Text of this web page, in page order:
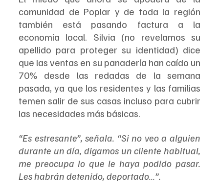
comunidad de Poplar y de toda la región
también está pasando factura a la
economía local. Silvia (no revelamos su
apellido para proteger su identidad) dice
que las ventas en su panadería han caído un
70% desde las redadas de la semana
pasada, ya que los residentes y las familias
temen salir de sus casas incluso para cubrir
las necesidades más básicas.
“Es estresante”, señala. “Si no veo a alguien
durante un día, digamos un cliente habitual,
me preocupa lo que le haya podido pasar.
Les habrán detenido, deportado…”.